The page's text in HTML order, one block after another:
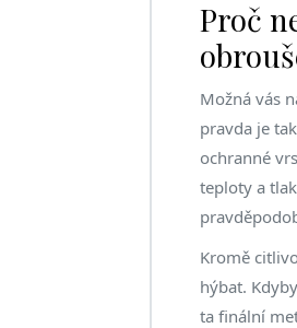
Proč
Možná vás
pravda je
ochranné
teploty a
Kromě
hýbat.
ta finální